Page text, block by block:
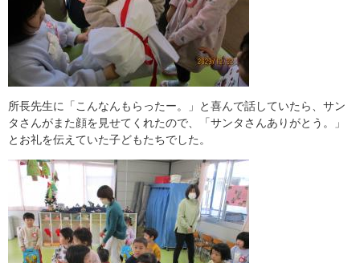
所長先生に「こんなんもらったー。」と喜んで話していたら、サン
タさんがまた顔を見せてくれたので、「サンタさんありがとう。」
とお礼を伝えていた子どもたちでした。